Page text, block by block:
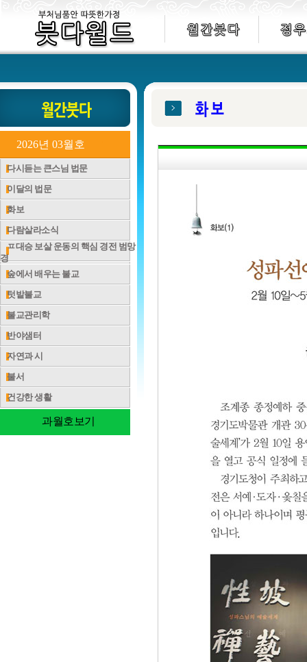
2026년 03월호
다시듣는 큰스님 법문
이달의 법문
화보
다람살라소식
ㅍ대승 보살 운동의 핵심 경전 범망
경
숲에서 배우는 불교
텃밭불교
불교관리학
반야샘터
자연과 시
불서
건강한 생활
과월호보기